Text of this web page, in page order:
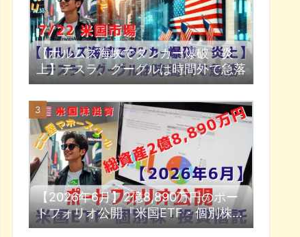
【ホルムズ海峡でタンカー爆破・炎
上】テスラ、グーグルは時間外で急落
【2026年6月】2億8,890万円のポー
トフォリオ公開『米国ETF・個別株・
投資信託』